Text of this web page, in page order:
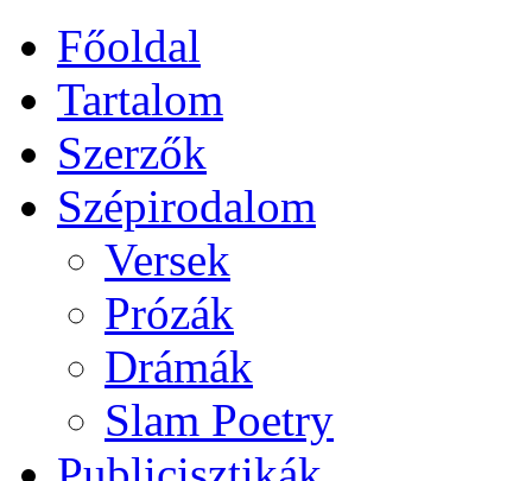
Főoldal
Tartalom
Szerzők
Szépirodalom
Versek
Prózák
Drámák
Slam Poetry